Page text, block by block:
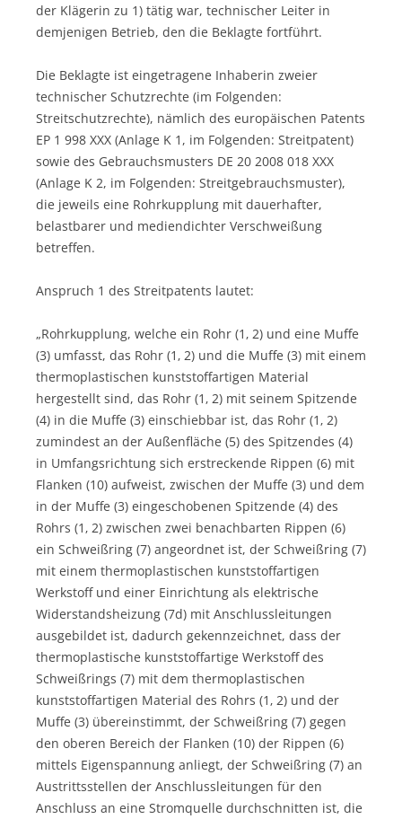
der Klägerin zu 1) tätig war, technischer Leiter in
demjenigen Betrieb, den die Beklagte fortführt.
Die Beklagte ist eingetragene Inhaberin zweier
technischer Schutzrechte (im Folgenden:
Streitschutzrechte), nämlich des europäischen Patents
EP 1 998 XXX (Anlage K 1, im Folgenden: Streitpatent)
sowie des Gebrauchsmusters DE 20 2008 018 XXX
(Anlage K 2, im Folgenden: Streitgebrauchsmuster),
die jeweils eine Rohrkupplung mit dauerhafter,
belastbarer und mediendichter Verschweißung
betreffen.
Anspruch 1 des Streitpatents lautet:
„Rohrkupplung, welche ein Rohr (1‚ 2) und eine Muffe
(3) umfasst, das Rohr (1‚ 2) und die Muffe (3) mit einem
thermoplastischen kunststoffartigen Material
hergestellt sind, das Rohr (1‚ 2) mit seinem Spitzende
(4) in die Muffe (3) einschiebbar ist, das Rohr (1‚ 2)
zumindest an der Außenfläche (5) des Spitzendes (4)
in Umfangsrichtung sich erstreckende Rippen (6) mit
Flanken (10) aufweist, zwischen der Muffe (3) und dem
in der Muffe (3) eingeschobenen Spitzende (4) des
Rohrs (1‚ 2) zwischen zwei benachbarten Rippen (6)
ein Schweißring (7) angeordnet ist, der Schweißring (7)
mit einem thermoplastischen kunststoffartigen
Werkstoff und einer Einrichtung als elektrische
Widerstandsheizung (7d) mit Anschlussleitungen
ausgebildet ist, dadurch gekennzeichnet, dass der
thermoplastische kunststoffartige Werkstoff des
Schweißrings (7) mit dem thermoplastischen
kunststoffartigen Material des Rohrs (1‚ 2) und der
Muffe (3) übereinstimmt, der Schweißring (7) gegen
den oberen Bereich der Flanken (10) der Rippen (6)
mittels Eigenspannung anliegt, der Schweißring (7) an
Austrittsstellen der Anschlussleitungen für den
Anschluss an eine Stromquelle durchschnitten ist, die